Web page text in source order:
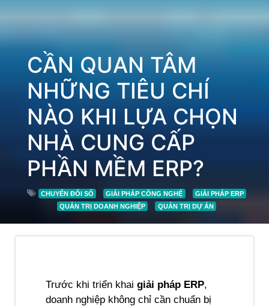
CẦN QUAN TÂM
NHỮNG TIÊU CHÍ
NÀO KHI LỰA CHỌN
NHÀ CUNG CẤP
PHẦN MỀM ERP?
CHUYỂN ĐỔI SỐ GIẢI PHÁP CÔNG NGHỆ
GIẢI PHÁP ERP
QUẢN TRỊ DOANH NGHIỆP
QUẢN TRỊ DỰ ÁN
Trước khi triển khai giải pháp ERP,
doanh nghiệp không chỉ cần chuẩn bị